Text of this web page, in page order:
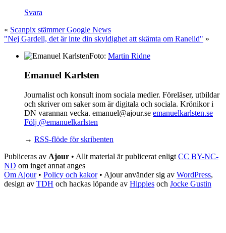
Svara
« Scanpix stämmer Google News
"Nej Gardell, det är inte din skyldighet att skämta om Ranelid" »
Foto: Martin Ridne
Emanuel Karlsten
Journalist och konsult inom sociala medier. Föreläser, utbildar
och skriver om saker som är digitala och sociala. Krönikor i
DN varannan vecka. emanuel@ajour.se emanuelkarlsten.se
Följ @emanuelkarlsten
→ RSS-flöde för skribenten
Publiceras av Ajour • Allt material är publicerat enligt CC BY-NC-
ND om inget annat anges
Om Ajour• Policy och kakor• Ajour använder sig av WordPress,
design av TDH och hackas löpande av Hippies och Jocke Gustin